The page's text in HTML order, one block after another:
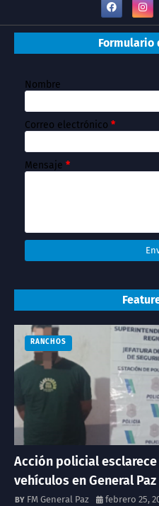
Formulario
Nombre
Correo electrónico *
Mensaje *
RANCHOS
Acción policial
vehículos en General Paz
FM General Paz febrero 25,